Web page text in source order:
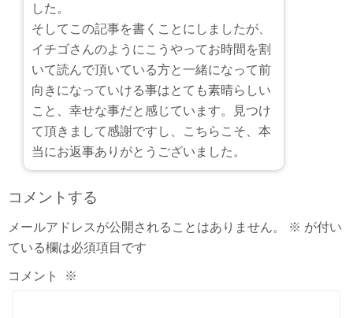
した。
そしてこの記事を書くことにしましたが、
イチゴさんのようにこうやってお時間を割
いて読んで頂いている方と一緒になって前
向きになっていける事はとても素晴らしい
こと、幸せな事だと感じています。見つけ
て頂きまして感謝ですし、こちらこそ、本
当にお返事ありがとうございました。
コメントする
メールアドレスが公開されることはありません。 ※ が付い
ている欄は必須項目です
コメント ※